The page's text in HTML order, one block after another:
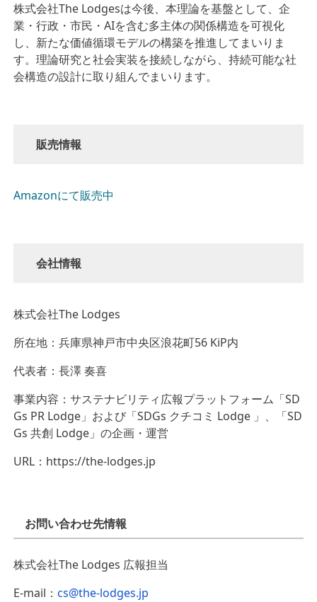
株式会社The Lodgesは今後、本理論を基盤として、企
業・行政・市民・AIを含む多主体の関係構造を可視化
し、新たな価値循環モデルの構築を推進してまいりま
す。理論研究と社会実装を接続しながら、持続可能な社
会構造の設計に取り組んでまいります。
販売情報
Amazonにて販売中
会社情報
株式会社The Lodges
所在地：兵庫県神戸市中央区浪花町56 KiP内
代表者：長澤 奏喜
事業内容：サステナビリティ広報プラットフォーム「SD
Gs PR Lodge」および「SDGs クチコミ Lodge 」、「SD
Gs 共創 Lodge」の企画・運営
URL：https://the-lodges.jp
お問い合わせ先情報
株式会社The Lodges 広報担当
E-mail： cs@the-lodges.jp